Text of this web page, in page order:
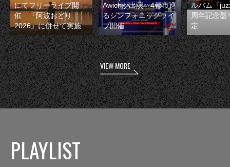
にてフリーライブ開
催 『阿波おどり
2026』に併せて実施
Awichが出演 4都市巡
るシンフォニックライ
ブ開催
ルバム『
周年記念盤
定
VIEW MORE
PLAYLIST